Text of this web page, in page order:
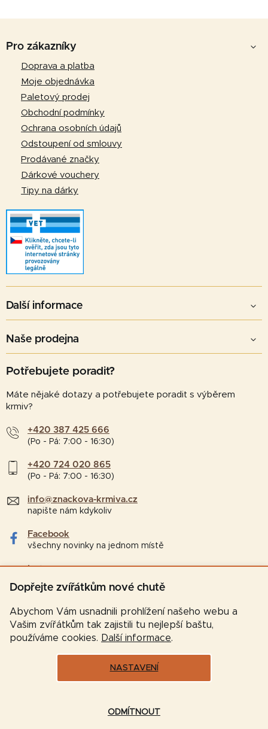
Dopřejte zvířátkům nové chutě
Abychom Vám usnadnili prohlížení našeho webu a
Vašim zvířátkům tak zajistili tu nejlepší baštu,
používáme cookies. Další informace.
NASTAVENÍ
ODMÍTNOUT
a
Pro zákazníky
Doprava a platba
Moje objednávka
Paletový prodej
Obchodní podmínky
Ochrana osobních údajů
Odstoupení od smlouvy
Prodávané značky
Dárkové vouchery
Tipy na dárky
Další informace
Naše prodejna
Potřebujete poradit?
Máte nějaké dotazy a potřebujete poradit s výběrem
krmiv?
+420 387 425 666
(Po - Pá: 7:00 - 16:30)
+420 724 020 865
(Po - Pá: 7:00 - 16:30)
info@znackova-krmiva.cz
napište nám kdykoliv
Facebook
všechny novinky na jednom místě
Instagram
tipy a zajímavosti pro chovatele
Vytvořil Shoptet